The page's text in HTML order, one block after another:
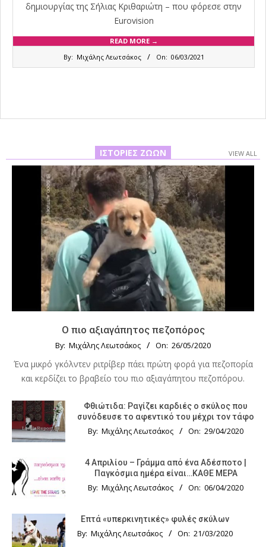
δημιουργίας της Σήλιας Κριθαριώτη – που φόρεσε στην
Eurovision
READ MORE →
By: Μιχάλης Λεωτσάκος On: 06/03/2021
ΙΣΤΟΡΊΕΣ ΖΏΩΝ VIEW ALL
Ο πιο αξιαγάπητος πεζοπόρος
By: Μιχάλης Λεωτσάκος On: 26/05/2020
Ένα μικρό γκόλντεν ριτρίβερ πάει πρώτη φορά για πεζοπορία
και κερδίζει το βραβείο του πιο αξιαγάπητου πεζοπόρου.
Φθιώτιδα: Ραγίζει καρδιές ο σκύλος που
συνόδευσε το αφεντικό του μέχρι τον τάφο
By: Μιχάλης Λεωτσάκος On: 29/04/2020
4 Απριλίου – Γράμμα από ένα Αδέσποτο |
Παγκόσμια ημέρα είναι…ΚΑΘΕ ΜΕΡΑ
By: Μιχάλης Λεωτσάκος On: 06/04/2020
Επτά «υπερκινητικές» φυλές σκύλων
By: Μιχάλης Λεωτσάκος On: 21/03/2020